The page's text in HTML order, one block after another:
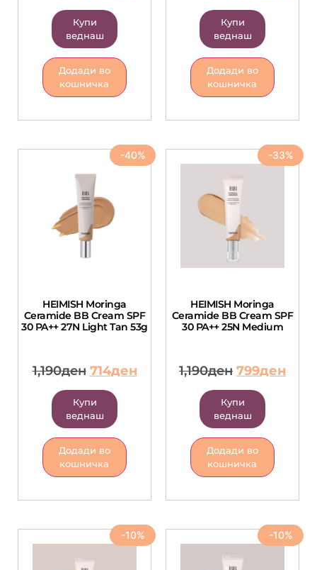
Купи
веднаш
Додади во
кошничка
Купи
веднаш
Додади во
кошничка
-40%
HEIMISH Moringa
Ceramide BB Cream SPF
30 PA++ 27N Light Tan 53g
1,190ден 714ден
Купи
веднаш
Додади во
кошничка
-33%
HEIMISH Moringa
Ceramide BB Cream SPF
30 PA++ 25N Medium
1,190ден 799ден
Купи
веднаш
Додади во
кошничка
-10% -10%